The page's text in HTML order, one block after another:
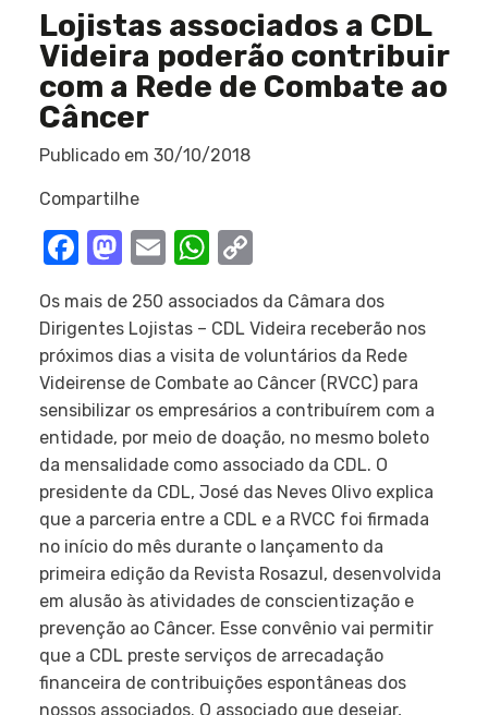
Lojistas associados a CDL
Videira poderão contribuir
com a Rede de Combate ao
Câncer
Publicado em 30/10/2018
Compartilhe
Facebook
Mastodon
EmailWhatsApp
Os mais de 250 associados da Câmara dos
Dirigentes Lojistas – CDL Videira receberão nos
próximos dias a visita de voluntários da Rede
Videirense de Combate ao Câncer (RVCC) para
sensibilizar os empresários a contribuírem com a
entidade, por meio de doação, no mesmo boleto
da mensalidade como associado da CDL. O
presidente da CDL, José das Neves Olivo explica
que a parceria entre a CDL e a RVCC foi firmada
no início do mês durante o lançamento da
primeira edição da Revista Rosazul, desenvolvida
em alusão às atividades de conscientização e
prevenção ao Câncer. Esse convênio vai permitir
que a CDL preste serviços de arrecadação
financeira de contribuições espontâneas dos
nossos associados. O associado que desejar,